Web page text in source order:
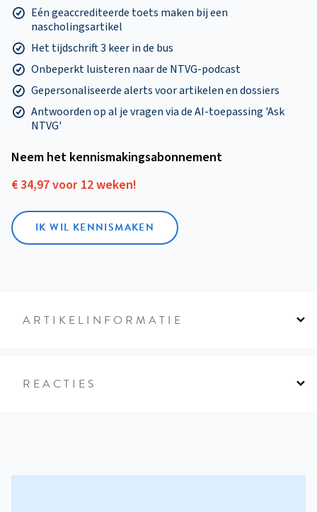
Eén geaccrediteerde toets maken bij een
nascholingsartikel
Het tijdschrift 3 keer in de bus
Onbeperkt luisteren naar de NTVG-podcast
Gepersonaliseerde alerts voor artikelen en dossiers
Antwoorden op al je vragen via de AI-toepassing 'Ask
NTVG'
Neem het kennismakings­abonnement
€ 34,97 voor 12 weken!
IK WIL KENNISMAKEN
ARTIKELINFORMATIE
REACTIES